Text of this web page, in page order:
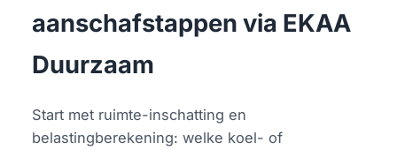
aanschafstappen via EKAA
Duurzaam
Start met ruimte-inschatting en
belastingberekening: welke koel- of